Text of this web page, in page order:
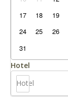
17
18 19
24
25 26
31
Hotel
Hotel